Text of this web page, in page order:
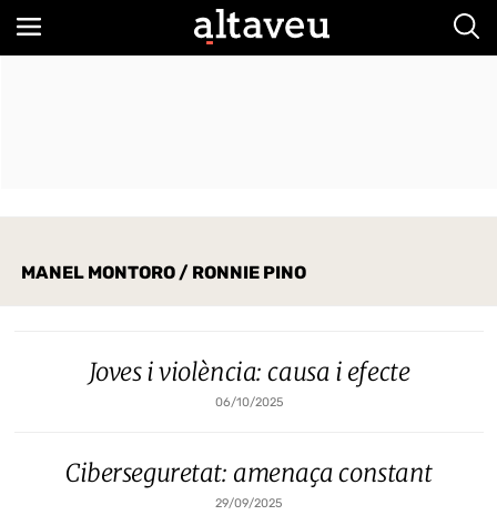
MANEL MONTORO / RONNIE PINO
Joves i violència: causa i efecte
06/10/2025
Ciberseguretat: amenaça constant
29/09/2025